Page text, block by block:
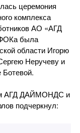
церемония
комплекса
АО «АГД
была
области Игорю
Неручеву и
АГД ДАЙМОНДС и
подчеркнул: